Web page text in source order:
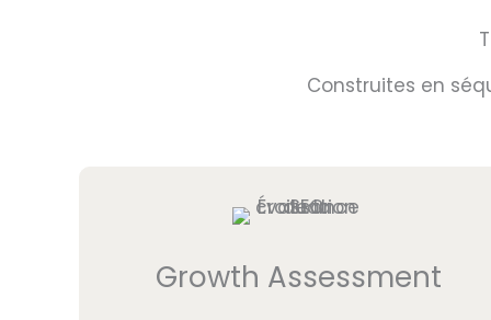
Construites en
Growth Assessment